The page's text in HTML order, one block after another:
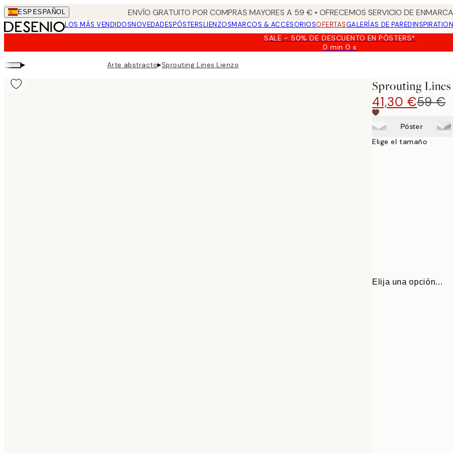
Skip
to
main
ESP ESPAÑOL ENVÍO GRATUITO POR COMPRAS MAYORES A 59 € • OFRECEMOS SERVICIO DE
LOS MÁS VENDIDOSNOVEDADESPÓSTERSLIENZOSMARCOS & ACCESORIOSOFERTASGALERÍAS DE PARED
SALE - 50% DE DESCUENTO EN PÓSTERS*
0 min0 s
Válido
▸ Arte abstracto▸Sprouting Lines Lienzo
Sprouting
41,30 €59 €
Póster
Elige el tamaño
Elija una opción...